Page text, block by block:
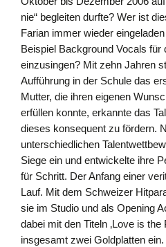
nie“ begleiten durfte? Wer ist
Farian immer wieder
Beispiel Background Vocals für
einzusingen? Mit zehn Jahren
Aufführung in der Schule das
Mutter, die ihren eigenen
erfüllen konnte, erkannte das
dieses konsequent zu fördern.
unterschiedlichen
Siege ein und entwickelte ihre
für Schritt. Der Anfang einer
Lauf. Mit dem Schweizer
sie im Studio und als Opening
dabei mit den Titeln ‚Love is the
insgesamt zwei Goldplatten